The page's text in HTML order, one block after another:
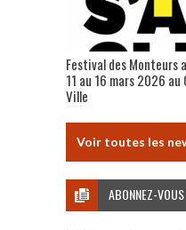
Festival des Monteurs
11 au 16 mars 2026
Ville
Voir toutes les
ABONNEZ-VOUS